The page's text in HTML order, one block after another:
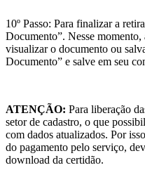
10º Passo: Para finalizar a
Documento”. Nesse momento,
visualizar o documento ou
Documento” e salve em seu
ATENÇÃO: Para liberação
setor de cadastro, o que
com dados atualizados. Por
do pagamento pelo serviço,
download da certidão.